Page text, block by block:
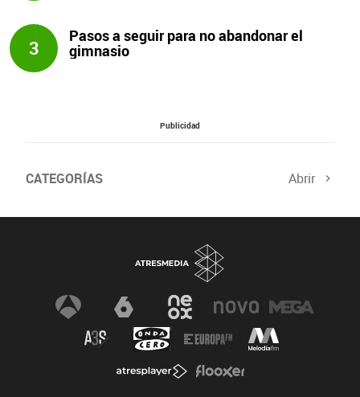
3
Pasos a seguir para no abandonar el
gimnasio
Publicidad
CATEGORÍAS Abrir
Salud sexual El tiempo Viajes y planes
Champions Últimas noticias
Nutrición Gastronomía Recetas de cocina
Trabaja los glúteos Suelo pélvico
Dietas sanas